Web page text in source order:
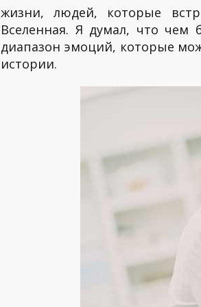
жизни, людей, которые
Вселенная. Я думал, что
диапазон эмоций, которые
истории.